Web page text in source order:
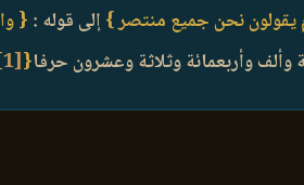
يقولون نحن جميع منتصر }إلى قوله : {
وأربعمائة وثلاثة وعشرون حرفا{
[1]